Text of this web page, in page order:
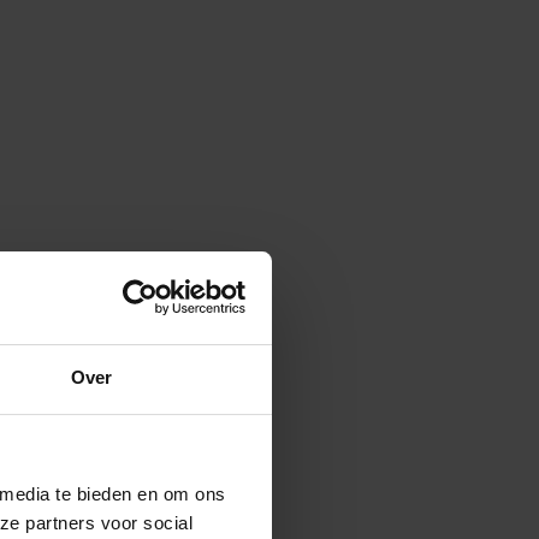
Over
te bieden en om ons
partners voor social